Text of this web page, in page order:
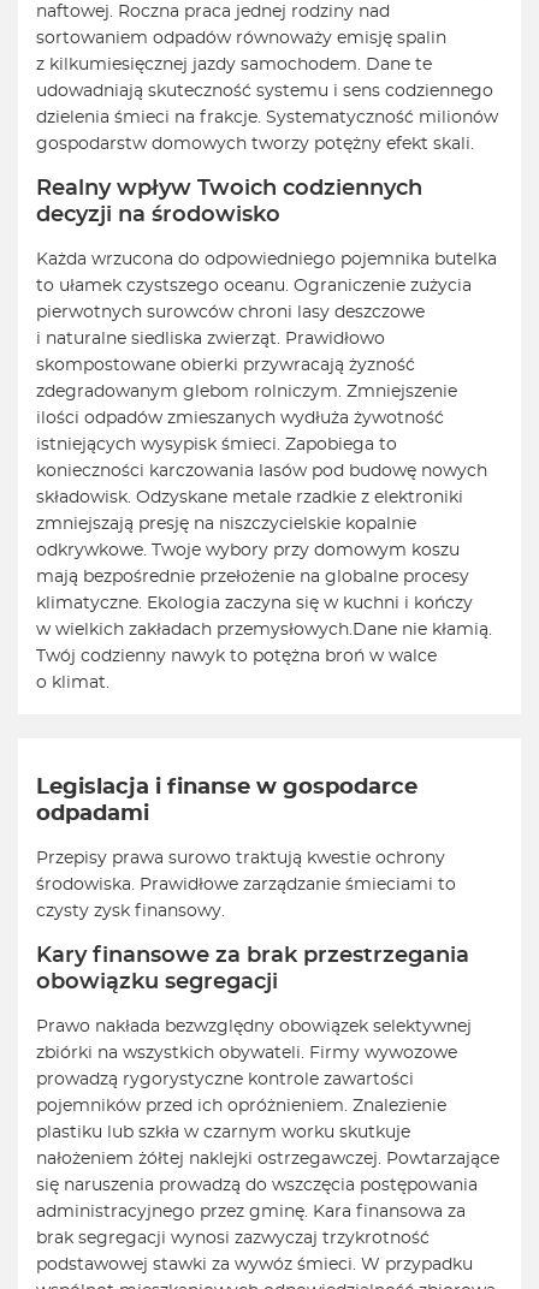
naftowej. Roczna praca jednej rodziny nad
sortowaniem odpadów równoważy emisję spalin
z kilkumiesięcznej jazdy samochodem. Dane te
udowadniają skuteczność systemu i sens codziennego
dzielenia śmieci na frakcje. Systematyczność milionów
gospodarstw domowych tworzy potężny efekt skali.
Realny wpływ Twoich codziennych
decyzji na środowisko
Każda wrzucona do odpowiedniego pojemnika butelka
to ułamek czystszego oceanu. Ograniczenie zużycia
pierwotnych surowców chroni lasy deszczowe
i naturalne siedliska zwierząt. Prawidłowo
skompostowane obierki przywracają żyzność
zdegradowanym glebom rolniczym. Zmniejszenie
ilości odpadów zmieszanych wydłuża żywotność
istniejących wysypisk śmieci. Zapobiega to
konieczności karczowania lasów pod budowę nowych
składowisk. Odzyskane metale rzadkie z elektroniki
zmniejszają presję na niszczycielskie kopalnie
odkrywkowe. Twoje wybory przy domowym koszu
mają bezpośrednie przełożenie na globalne procesy
klimatyczne. Ekologia zaczyna się w kuchni i kończy
w wielkich zakładach przemysłowych. Dane nie kłamią.
Twój codzienny nawyk to potężna broń w walce
o klimat.
Legislacja i finanse w gospodarce
odpadami
Przepisy prawa surowo traktują kwestie ochrony
środowiska. Prawidłowe zarządzanie śmieciami to
czysty zysk finansowy.
Kary finansowe za brak przestrzegania
obowiązku segregacji
Prawo nakłada bezwzględny obowiązek selektywnej
zbiórki na wszystkich obywateli. Firmy wywozowe
prowadzą rygorystyczne kontrole zawartości
pojemników przed ich opróżnieniem. Znalezienie
plastiku lub szkła w czarnym worku skutkuje
nałożeniem żółtej naklejki ostrzegawczej. Powtarzające
się naruszenia prowadzą do wszczęcia postępowania
administracyjnego przez gminę. Kara finansowa za
brak segregacji wynosi zazwyczaj trzykrotność
podstawowej stawki za wywóz śmieci. W przypadku